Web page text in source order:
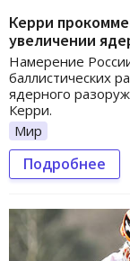
Керри
увеличении
Намерение
баллистических
ядерного
Керри.
Мир
Подробнее